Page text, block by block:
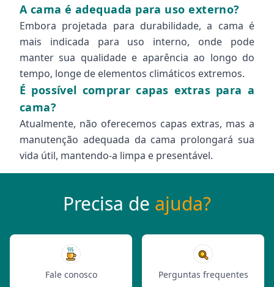
A cama é adequada para uso externo?
Embora projetada para durabilidade, a cama é
mais indicada para uso interno, onde pode
manter sua qualidade e aparência ao longo do
tempo, longe de elementos climáticos extremos.
É possível comprar capas extras para a
cama?
Atualmente, não oferecemos capas extras, mas a
manutenção adequada da cama prolongará sua
vida útil, mantendo-a limpa e presentável.
Precisa de ajuda?
Fale conosco Perguntas frequentes